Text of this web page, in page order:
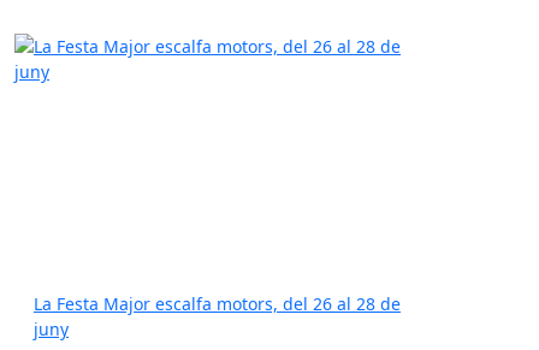
La Festa Major escalfa motors, del 26 al 28 de
juny